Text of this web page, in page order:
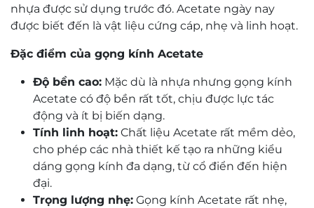
nhựa được sử dụng trước đó. Acetate ngày nay
được biết đến là vật liệu cứng cáp, nhẹ và linh hoạt.
Đặc điểm của gọng kính Acetate
Độ bền cao: Mặc dù là nhựa nhưng gọng kính
Acetate có độ bền rất tốt, chịu được lực tác
động và ít bị biến dạng.
Tính linh hoạt: Chất liệu Acetate rất mềm dẻo,
cho phép các nhà thiết kế tạo ra những kiểu
dáng gọng kính đa dạng, từ cổ điển đến hiện
đại.
Trọng lượng nhẹ: Gọng kính Acetate rất nhẹ,